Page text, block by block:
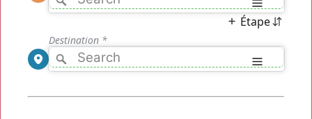
Gaulle et Paris, par exemple il s'arrête à Montparnasse mais
également à la Tour Eiffel et la Porte Maillot, vous pouvez
donc aisément vous rendre n'importe où dans Paris.
Mieux: Les servicesHow to Travel from Charles de Gaulle